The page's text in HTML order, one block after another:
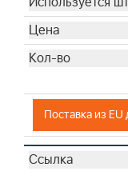
Поставка из